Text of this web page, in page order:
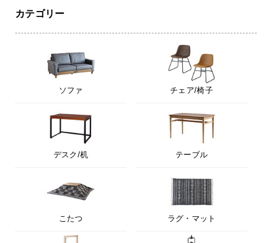
カテゴリー
ソファ チェア/椅子
デスク/机 テーブル
こたつ ラグ・マット